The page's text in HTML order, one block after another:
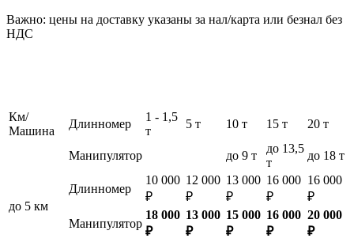
Важно: цены на доставку указаны за нал/карта или безнал без
НДС
Км/
Машина
Длинномер
1 - 1,5
т
5 т 10 т 15 т 20 т
Манипулятор до 9 т
до 13,5
т
до 18 т
до 5 км
Длинномер
10 000
₽
12 000
₽
13 000
₽
16 000
₽
16 000
₽
Манипулятор
18 000
₽
13 000
₽
15 000
₽
16 000
₽
20 000
₽